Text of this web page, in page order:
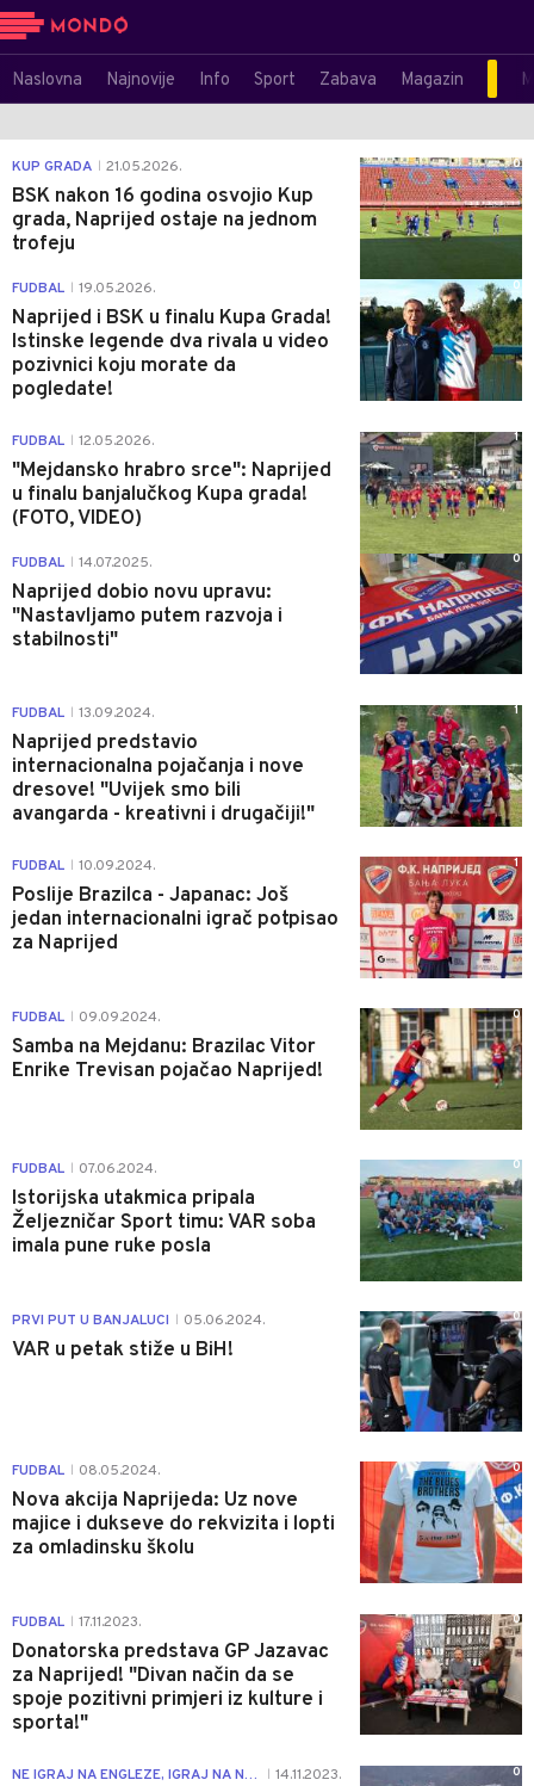
Naslovna Najnovije Info Sport Zabava Magazin
KUP GRADA 21.05.2026.
BSK nakon 16 godina osvojio Kup
grada, Naprijed ostaje na jednom
trofeju
0
FUDBAL 19.05.2026.
Naprijed i BSK u finalu Kupa Grada!
Istinske legende dva rivala u video
pozivnici koju morate da
pogledate!
0
FUDBAL 12.05.2026.
"Mejdansko hrabro srce": Naprijed
u finalu banjalučkog Kupa grada!
(FOTO, VIDEO)
1
FUDBAL 14.07.2025.
Naprijed dobio novu upravu:
"Nastavljamo putem razvoja i
stabilnosti"
0
FUDBAL 13.09.2024.
Naprijed predstavio
internacionalna pojačanja i nove
dresove! "Uvijek smo bili
avangarda - kreativni i drugačiji!"
1
FUDBAL 10.09.2024.
Poslije Brazilca - Japanac: Još
jedan internacionalni igrač potpisao
za Naprijed
1
FUDBAL 09.09.2024.
Samba na Mejdanu: Brazilac Vitor
Enrike Trevisan pojačao Naprijed!
0
FUDBAL 07.06.2024.
Istorijska utakmica pripala
Željezničar Sport timu: VAR soba
imala pune ruke posla
0
PRVI PUT U BANJALUCI 05.06.2024.
VAR u petak stiže u BiH!
0
FUDBAL 08.05.2024.
Nova akcija Naprijeda: Uz nove
majice i dukseve do rekvizita i lopti
za omladinsku školu
0
FUDBAL 17.11.2023.
Donatorska predstava GP Jazavac
za Naprijed! "Divan način da se
spoje pozitivni primjeri iz kulture i
sporta!"
0
NE IGRAJ NA ENGLEZE, IGRAJ NA NAPRIJED 14.11.2023. 0